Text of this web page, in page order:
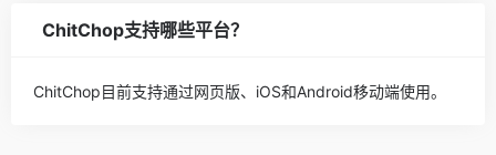
ChitChop支持哪些平台？
ChitChop目前支持通过网页版、iOS和Android移动端使用。